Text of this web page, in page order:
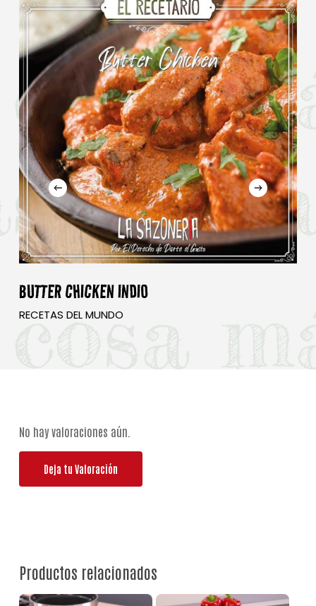
No hay productos en el carrito.
Go To Shop
RECETAS DEL MUNDO
BUTTER CHICKEN INDIO
No hay valoraciones aún.
Deja tu Valoración
Productos relacionados